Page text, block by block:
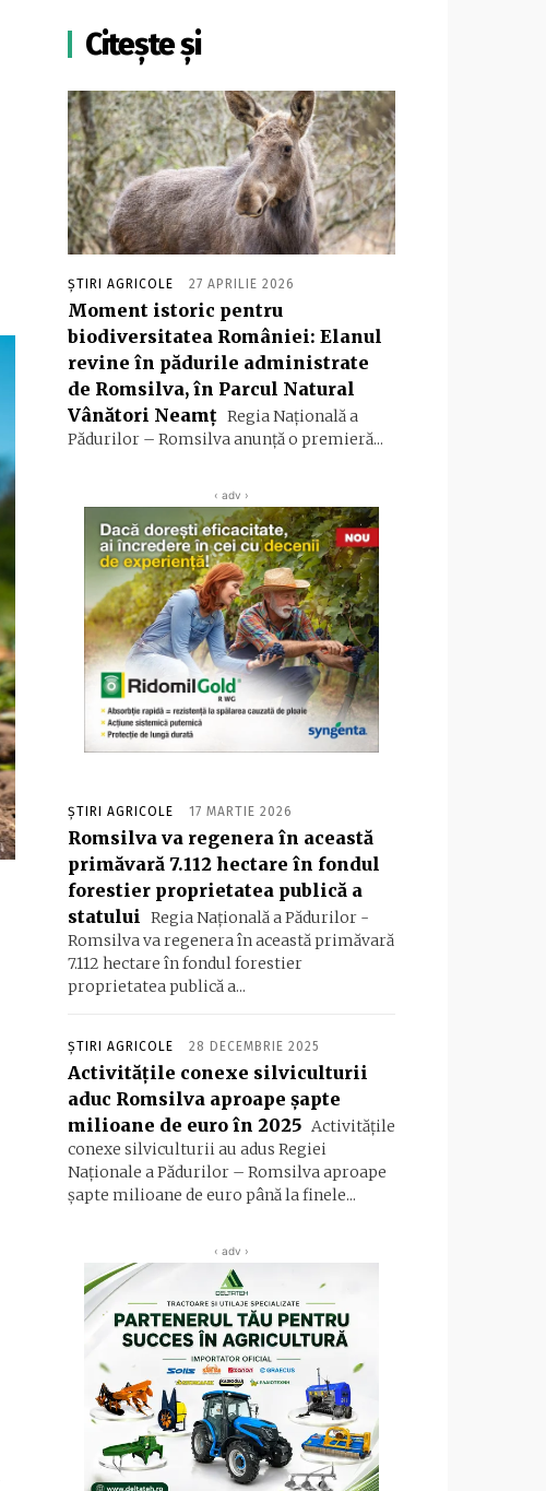
Citește și
ȘTIRI AGRICOLE 27 APRILIE 2026
Moment istoric pentru
biodiversitatea României: Elanul
revine în pădurile administrate
de Romsilva, în Parcul Natural
Vânători Neamț Regia Națională a
Pădurilor – Romsilva anunță o premieră...
‹ adv ›
ȘTIRI AGRICOLE 17 MARTIE 2026
Romsilva va regenera în această
primăvară 7.112 hectare în fondul
forestier proprietatea publică a
statului
Regia Naţională a Pădurilor -
Romsilva va regenera în această primăvară
7.112 hectare în fondul forestier
proprietatea publică a...
ȘTIRI AGRICOLE 28 DECEMBRIE 2025
Activitățile conexe silviculturii
aduc Romsilva aproape șapte
milioane de euro în 2025 Activitățile
conexe silviculturii au adus Regiei
Naționale a Pădurilor – Romsilva aproape
șapte milioane de euro până la finele...
‹ adv ›